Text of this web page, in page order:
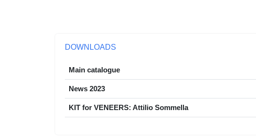
DOWNLOADS
Main catalogue
News 2023
KIT for VENEERS: Attilio Sommella